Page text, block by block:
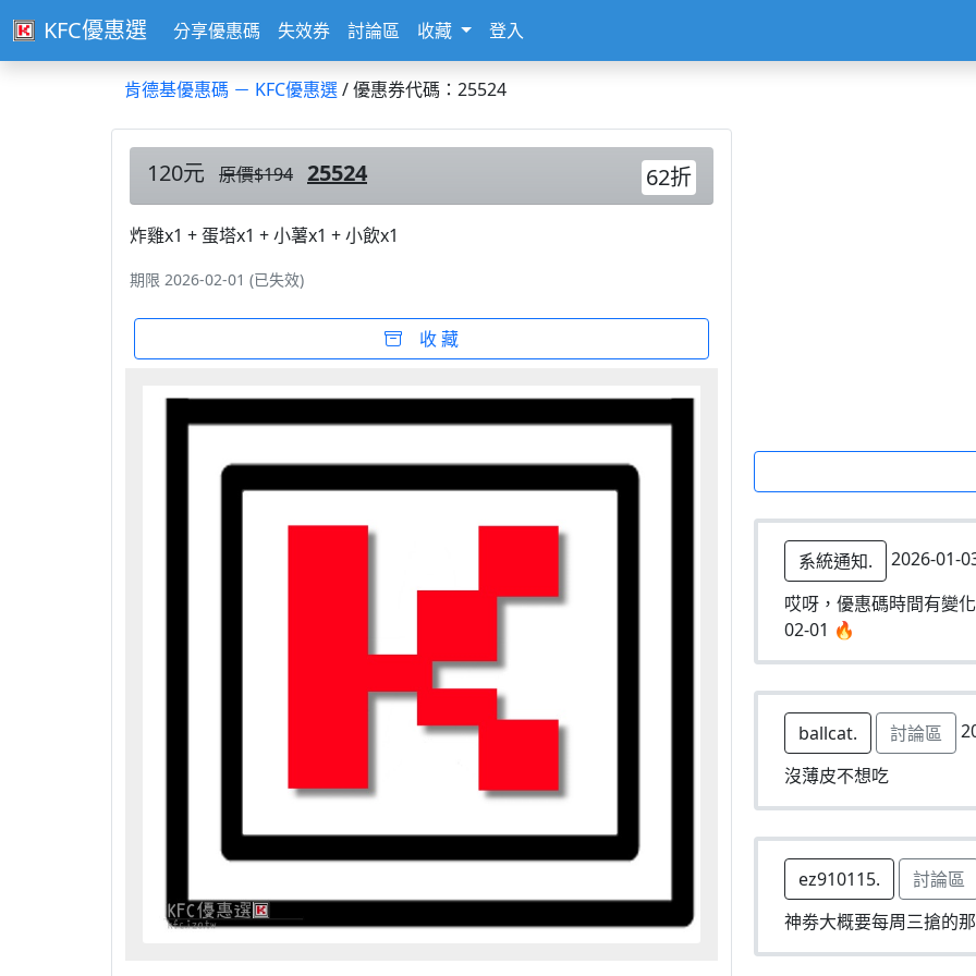
KFC優惠選 分享優惠碼 失效券 討論區 收藏 登入
肯德基優惠碼 － KFC優惠選/ 優惠券代碼：25524
120元 原價$194 25524 62折
炸雞x1 + 蛋塔x1 + 小薯x1 + 小飲x1
期限 2026-02-01 (已失效)
收 藏
系統通知.
2026-01-
哎呀，優惠碼時間有變
02-01 🔥
ballcat. 討論區
沒薄皮不想吃
ez910115. 討論區
神劵大概要每周三搶的